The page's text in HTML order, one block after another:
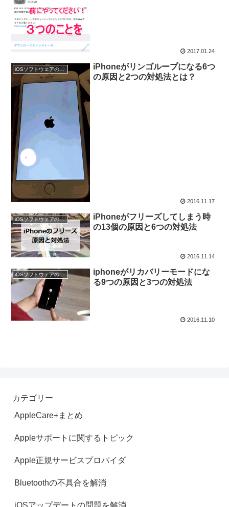
2017.01.24
iPhoneがリンゴループになる6つ
の原因と2つの対処法とは？
2016.11.17
iOSソフトウェアの不具合を解消
iPhoneがフリーズしてしまう時
の13個の原因と6つの対処法
2016.11.14
iOSソフトウェアの不具合を解消
iphoneがリカバリーモードにな
る9つの原因と3つの対処法
2016.11.10
カテゴリー
AppleCare+まとめ
Appleサポートに関するトピック
Apple正規サービスプロパイダ
Bluetoothの不具合を解消
iOSアップデートの問題を解消